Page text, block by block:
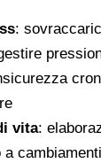
:
vita: